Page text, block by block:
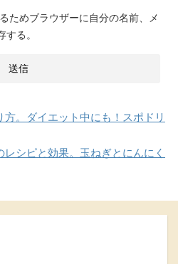
ためブラウザーに自分の名前、メ
る。
。ダイエット中にも！スポドリ
シピと効果。玉ねぎとにんにく